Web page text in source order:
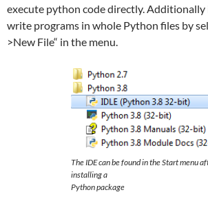
execute python code directly.
write programs in whole Python files by
>New File“ in the menu.
The IDE can be found in the Start menu
installing a
Python package